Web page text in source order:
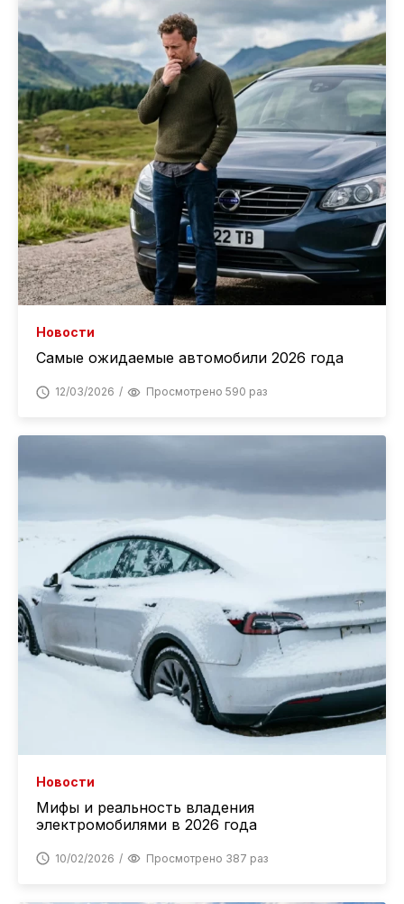
Новости
Самые ожидаемые автомобили 2026 года
12/03/2026 Просмотрено 590 раз
Новости
Мифы и реальность владения
электромобилями в 2026 года
10/02/2026 Просмотрено 387 раз